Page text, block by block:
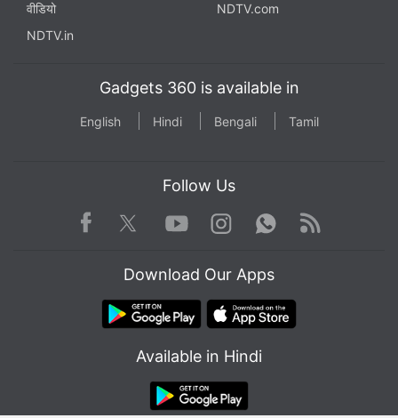
वीडियो
NDTV.com
NDTV.in
Gadgets 360 is available in
English Hindi Bengali Tamil
Follow Us
Facebook TwitterYoutube
Instagram WhatsApp
Rss
Download Our Apps
Available in Hindi